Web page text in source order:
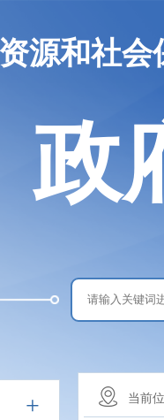
源和社会
政
+ 当前